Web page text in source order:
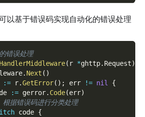
可以基于错误码实现自动化的错误处理
错误处理
( r *ghttp. Request)
. Next ( )
:= r.GetError( ) ; err != nil
{
:= gerror. Code(err)
据错误码进行分类处理
code {